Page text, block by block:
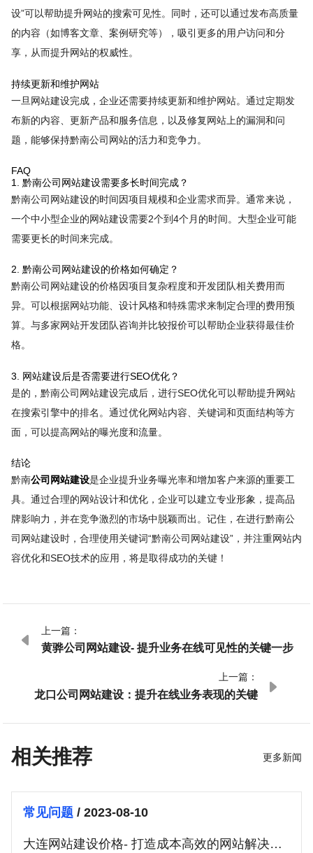
设”可以帮助提升网站的搜索可见性。同时，还可以通过发布高质量
的内容（如博客文章、案例研究等），吸引更多的用户访问和分
享，从而提升网站的权威性。
持续更新和维护网站
一旦网站建设完成，企业还需要持续更新和维护网站。通过定期发
布新的内容、更新产品和服务信息，以及修复网站上的漏洞和问
题，能够保持黔南公司网站的活力和竞争力。
FAQ
1. 黔南公司网站建设需要多长时间完成？
黔南公司网站建设的时间因项目规模和企业需求而异。通常来说，
一个中小型企业的网站建设需要2个到4个月的时间。大型企业可能
需要更长的时间来完成。
2. 黔南公司网站建设的价格如何确定？
黔南公司网站建设的价格因项目复杂程度和开发团队相关费用而
异。可以根据网站功能、设计风格和特殊需求来制定合理的费用预
算。与多家网站开发团队咨询并比较报价可以帮助企业获得最佳价
格。
3. 网站建设后是否需要进行SEO优化？
是的，黔南公司网站建设完成后，进行SEO优化可以帮助提升网站
在搜索引擎中的排名。通过优化网站内容、关键词和页面结构等方
面，可以提高网站的曝光度和流量。
结论
黔南公司网站建设是企业提升业务曝光率和增加客户来源的重要工
具。通过合理的网站设计和优化，企业可以建立专业形象，提高品
牌影响力，并在竞争激烈的市场中脱颖而出。记住，在进行黔南公
司网站建设时，合理使用关键词“黔南公司网站建设”，并注重网站内
容优化和SEO技术的应用，将是取得成功的关键！

上一篇：
黄骅公司网站建设- 提升业务在线可见性的关键一步
上一篇：
龙口公司网站建设：提升在线业务表现的关键

相关推荐 更多新闻
常见问题/ 2023-08-10
大连网站建设价格- 打造成本高效的网站解决方